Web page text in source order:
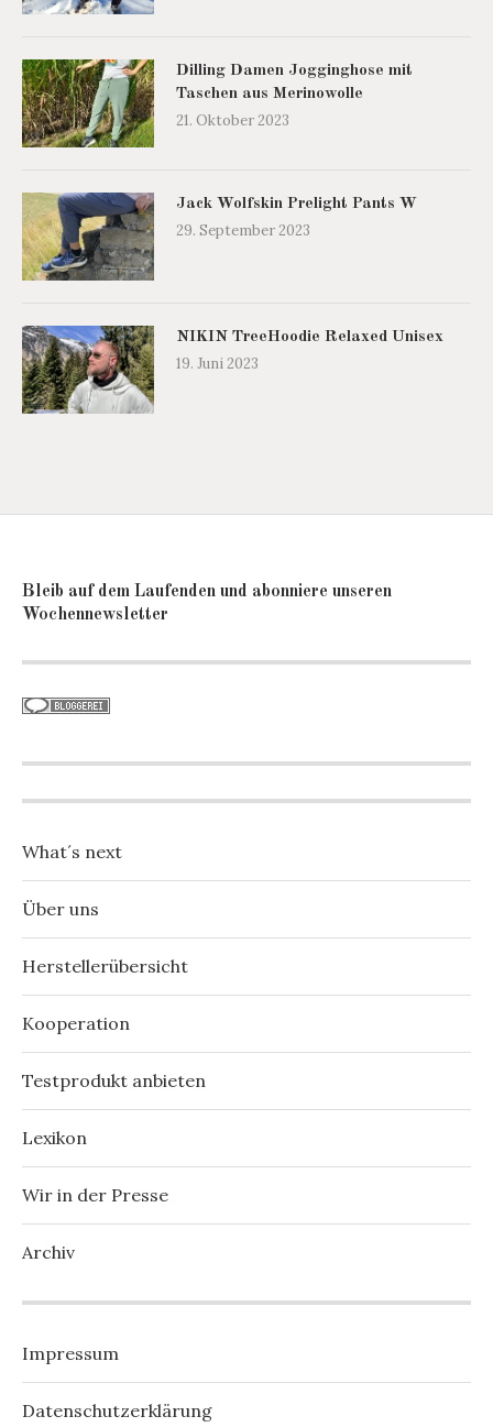
Dilling Damen Jogginghose mit
Taschen aus Merinowolle
21. Oktober 2023
Jack Wolfskin Prelight Pants W
29. September 2023
NIKIN TreeHoodie Relaxed Unisex
19. Juni 2023
Bleib auf dem Laufenden und abonniere unseren
Wochennewsletter
What´s next
Über uns
Herstellerübersicht
Kooperation
Testprodukt anbieten
Lexikon
Wir in der Presse
Archiv
Impressum
Datenschutzerklärung